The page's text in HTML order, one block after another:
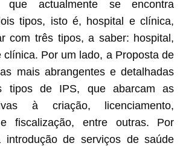
que actualmente se encontra
tipos, isto é, hospital e clínica,
com três tipos, a saber: hospital,
clínica. Por um lado, a Proposta de
mais abrangentes e detalhadas
tipos de IPS, que abarcam as
à criação, licenciamento,
e fiscalização, entre outras. Por
introdução de serviços de saúde